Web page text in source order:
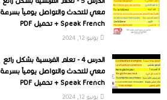
معي للتحدث والتواصل يومياً بسرعة
Speak French + تحميل PDF
يونيو 12, 2024
الدرس 4 - تعلم الفرنسية بشكل رائع
معي للتحدث والتواصل يومياً بسرعة
Speak French + تحميل PDF
يونيو 12, 2024